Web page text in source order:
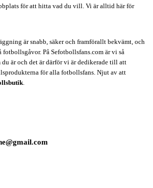
för att hitta vad du vill. Vi är alltid här för
är snabb, säker och framförallt bekvämt, och
fotbollsgåvor. På Sefotbollsfans.com är vi så
är och det är därför vi är dedikerade till att
för alla fotbollsfans. Njut av att
.